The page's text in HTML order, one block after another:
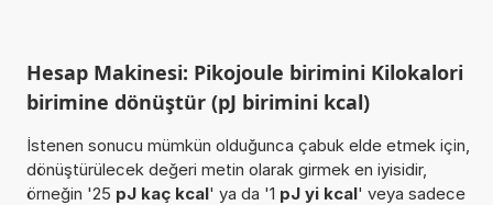
Hesap Makinesi: Pikojoule birimini Kilokalori
birimine dönüştür (pJ birimini kcal)
İstenen sonucu mümkün olduğunca çabuk elde etmek için,
dönüştürülecek değeri metin olarak girmek en iyisidir,
örneğin '25 pJ kaç kcal' ya da '1 pJ yi kcal' veya sadece